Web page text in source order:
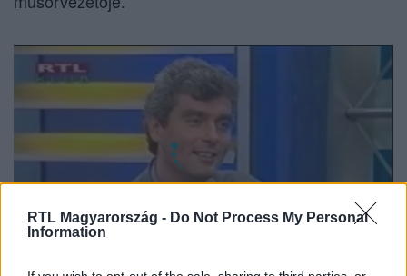
RTL Magyarország - Do Not Process My Personal
Information